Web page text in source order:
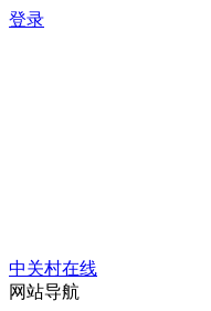
登录
中关村在线
网站导航